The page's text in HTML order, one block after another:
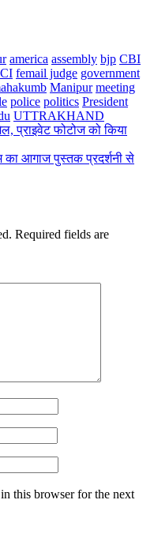
america assembly bjp CBI
femail judge government
Manipur meeting
police politics President
UTTRAKHAND
प्राइवेट फोटोज को किया
का आगाज पुस्तक प्रदर्शनी से
Required fields are
this browser for the next